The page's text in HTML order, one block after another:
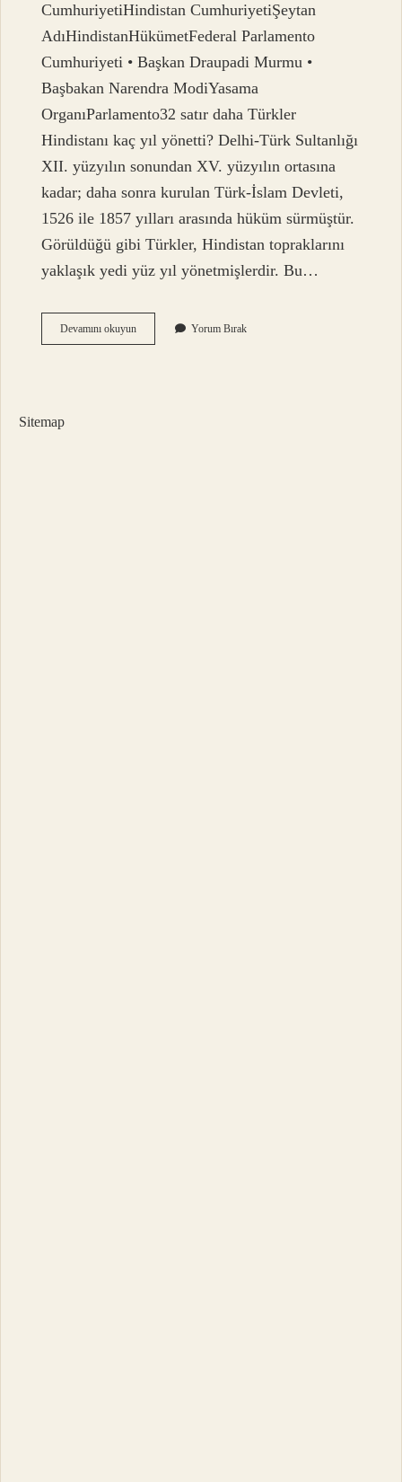
CumhuriyetiHindistan CumhuriyetiŞeytan
AdıHindistanHükümetFederal Parlamento
Cumhuriyeti • Başkan Draupadi Murmu •
Başbakan Narendra ModiYasama
OrganıParlamento32 satır daha Türkler
Hindistanı kaç yıl yönetti? Delhi-Türk Sultanlığı
XII. yüzyılın sonundan XV. yüzyılın ortasına
kadar; daha sonra kurulan Türk-İslam Devleti,
1526 ile 1857 yılları arasında hüküm sürmüştür.
Görüldüğü gibi Türkler, Hindistan topraklarını
yaklaşık yedi yüz yıl yönetmişlerdir. Bu…
Devamını okuyunHindistan
Neyle
Yorum Bırak
Sitemap